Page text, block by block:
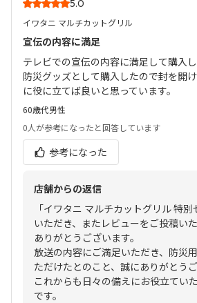
5.0
イワタニ マルチカットグリル
宣伝の内容に満足
テレビでの宣伝の内容に満足して購入
防災グッズとして購入したので封を開
に役に立てば良いと思っています。
60歳代男性
0人が参考になったと回答しています
参考になった
店舗からの返信
「イワタニ マルチカットグリル 特
いただき、またレビューをご投稿い
ありがとうございます。
放送の内容にご満足いただき、防災
ただけたとのこと、誠にありがとうご
これからも日々の備えにお役立てい
です。